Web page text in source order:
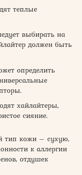
теплые
выбирать на
должен быть
определить
хайлайтеры,
сияние.
тип кожи – сухую,
к аллергии
отдушек